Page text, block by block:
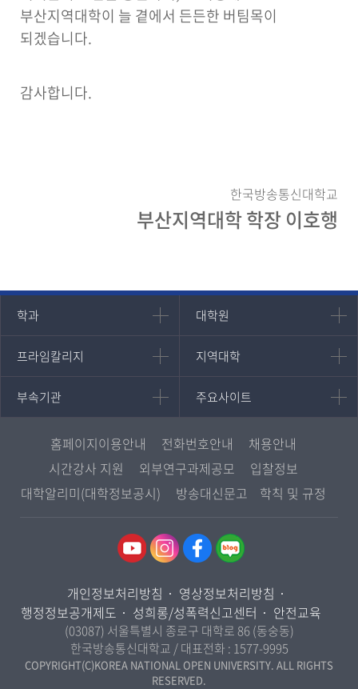
부산지역대학이 늘 곁에서 든든한 버팀목이
되겠습니다.
감사합니다.
한국방송통신대학교
부산지역대학 학장이호행
학과
인문과학대학
국어국문학과
영어영문학과
일본학과
사회과학대학
무역학과
미디어영상학과
도시콘텐츠·관광학과
사회복지연계전공
대학원
대학원
대학원
경영대학원
프라임칼리지
프라임칼리지
학사학위과정
평생교육과정
지역대학
지역대학
지역대학 포털
서울지역대학
대구경북지역대학
인천지역대학
광주전남지역대학
울산지역대학
경기지역대학
강원지역대학
충북지역대학
전북지역대학
경남지역대학
부속기관
부속기관
중앙도서관
원격교육혁신연구원
통합인문학연구소
디지털미디어센터
국제협력단
산학협력단
주요사이트
주요사이트
멘토링
진로심리상담
교육정보화본부
국립대학육성사업
홈페이지이용안내 전화번호안내
채용안내
시간강사 지원
외부연구과제공모
입찰정보
대학알리미(대학정보공시)
방송대신문고 학칙 및 규정
개인정보처리방침
영상정보처리방침
행정정보공개제도
성희롱/성폭력신고센터 안전교육
(03087) 서울특별시 종로구 대학로 86 (동숭동)
한국방송통신대학교 / 대표전화 : 1577-9995
COPYRIGHT(C)KOREA NATIONAL OPEN UNIVERSITY. ALL RIGHTS
RESERVED.